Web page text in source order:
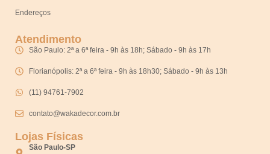
Endereços
Atendimento
São Paulo: 2ª a 6ª feira - 9h às 18h; Sábado - 9h às 17h
Florianópolis: 2ª a 6ª feira - 9h às 18h30; Sábado - 9h às 13h
(11) 94761-7902
contato@wakadecor.com.br
Lojas Físicas
São Paulo-SP